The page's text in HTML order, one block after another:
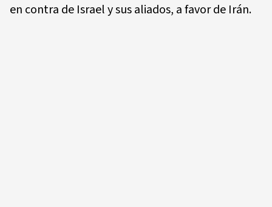
en contra de Israel y sus aliados, a favor de Irán.